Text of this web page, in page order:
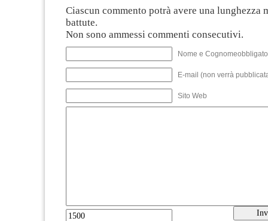
Ciascun commento potrà avere una lunghezza
battute.
Non sono ammessi commenti consecutivi.
Nome e
E-mail (non verrà
Sito Web